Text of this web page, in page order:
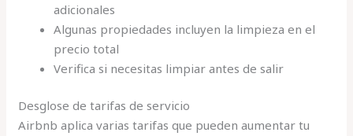
adicionales
Algunas propiedades incluyen la limpieza en el
precio total
Verifica si necesitas limpiar antes de salir
Desglose de tarifas de servicio
Airbnb aplica varias tarifas que pueden aumentar tu